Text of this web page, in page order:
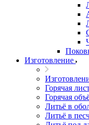
Изготовление
Горячая
Горячая
Литьё в
Литьё в